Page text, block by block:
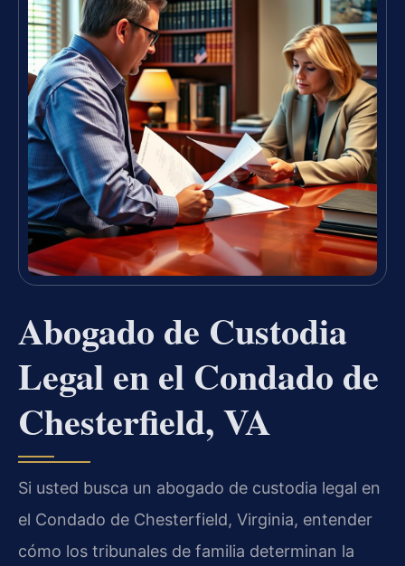
Abogado de Custodia
Legal en el Condado de
Chesterfield, VA
Si usted busca un abogado de custodia legal en
el Condado de Chesterfield, Virginia, entender
cómo los tribunales de familia determinan la